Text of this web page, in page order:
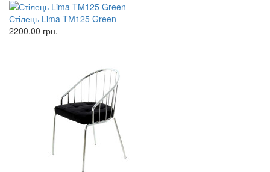
Стілець Lima TM125 Green
2200.00 грн.